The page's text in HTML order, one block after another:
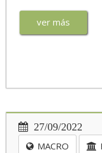
ver más
27/09/2022
MACRO